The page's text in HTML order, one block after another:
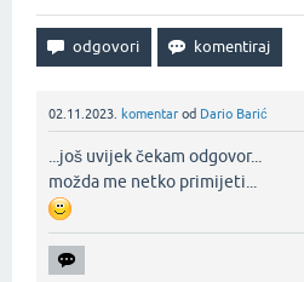
02.11.2023. komentar od Dario Barić
...još uvijek čekam odgovor...
možda me netko primijeti...